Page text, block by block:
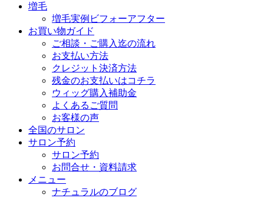
増毛
増毛実例ビフォーアフター
お買い物ガイド
ご相談・ご購入迄の流れ
お支払い方法
クレジット決済方法
残金のお支払いはコチラ
ウィッグ購入補助金
よくあるご質問
お客様の声
全国のサロン
サロン予約
サロン予約
お問合せ・資料請求
メニュー
ナチュラルのブログ